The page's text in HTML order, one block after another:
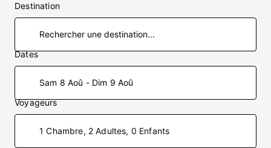
Destination
Dates
Sam 8 Aoû - Dim 9 Aoû
Voyageurs
1 Chambre, 2 Adultes, 0 Enfants